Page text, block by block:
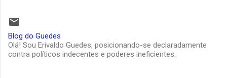
Blog do Guedes
Olá! Sou Erivaldo Guedes, posicionando-se declaradamente
contra políticos indecentes e poderes ineficientes.